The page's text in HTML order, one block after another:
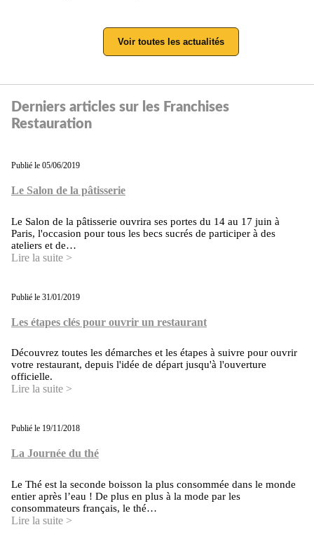
Voir toutes les actualités
Derniers articles sur les Franchises
Restauration
Publié le 05/06/2019
Le Salon de la pâtisserie
Le Salon de la pâtisserie ouvrira ses portes du 14 au 17 juin à
Paris, l'occasion pour tous les becs sucrés de participer à des
ateliers et de…
Lire la suite >
Publié le 31/01/2019
Les étapes clés pour ouvrir un restaurant
Découvrez toutes les démarches et les étapes à suivre pour ouvrir
votre restaurant, depuis l'idée de départ jusqu'à l'ouverture
officielle.
Lire la suite >
Publié le 19/11/2018
La Journée du thé
Le Thé est la seconde boisson la plus consommée dans le monde
entier après l’eau ! De plus en plus à la mode par les
consommateurs français, le thé…
Lire la suite >